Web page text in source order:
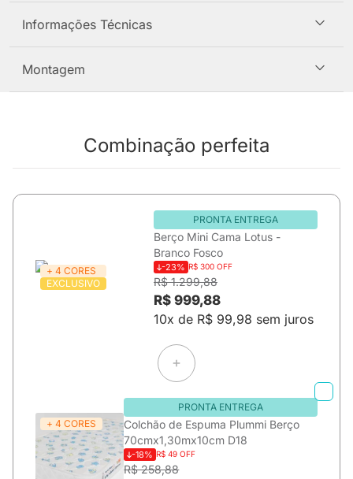
Informações Técnicas
Montagem
Combinação perfeita
+ 4 CORES
EXCLUSIVO
PRONTA ENTREGA
Berço Mini Cama Lotus -
Branco Fosco
-23% R$ 300 OFF
R$ 1.299,88
R$ 999,88
10x de R$ 99,98 sem juros
+ 4 CORES
PRONTA ENTREGA
Colchão de Espuma Plummi Berço
70cmx1,30mx10cm D18
-18% R$ 49 OFF
R$ 258,88